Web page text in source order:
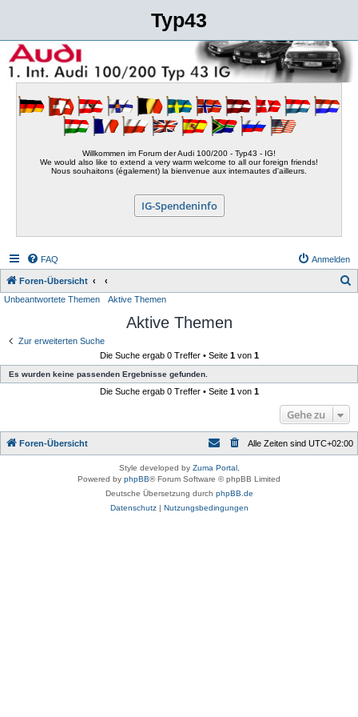
Typ43
Willkommen im Forum der Audi 100/200 - Typ43 - IG!
We would also like to extend a very warm welcome to all our foreign friends!
Nous souhaitons (également) la bienvenue aux internautes d'ailleurs.
IG-Spendeninfo
FAQ Anmelden
Foren-Übersicht
Unbeantwortete Themen Aktive Themen
Aktive Themen
Zur erweiterten Suche
Die Suche ergab 0 Treffer • Seite 1von 1
Es wurden keine passenden Ergebnisse gefunden.
Die Suche ergab 0 Treffer • Seite 1von 1
Gehe zu
Foren-Übersicht Alle Zeiten sind UTC+02:00
Style developed by Zuma Portal ,
Powered by phpBB® Forum Software © phpBB Limited
Deutsche Übersetzung durch phpBB.de
Datenschutz| Nutzungsbedingungen